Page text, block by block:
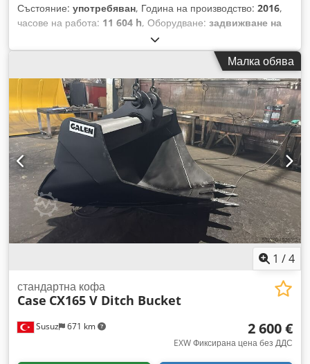
Състояние: употребяван, Година на производство: 2016,
часове на работа: 11 604 h, Оборудване: задвижване на
, обаждане (Контакт · Телефон · Мобилен ·
WhatsApp) * Case 921F челeн товарач 4x4 задвижване на
всички колела * Отопление / Климатик * Година на
производство: 2016 * Сер. номер (FIN):
FNH921F1NGHE12139 * kW: 190 * Собствено тегло: 19680
кг * Общо тегло: 21600 кг * Работни часове: 11604 *
Налични 3 броя * Цена при запитване Dcsdpekq Amfefx
Afpsk * Всички данни са без гаранция
Малка обява
1 /4
Susuz 671 km
стандартна кофа
Case CX165 V Ditch Bucket
2 600 €
EXW Фиксирана цена без ДДС